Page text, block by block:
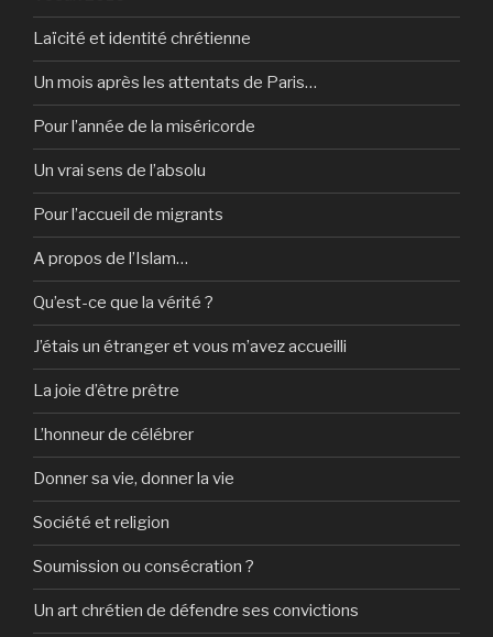
Laïcité et identité chrétienne
Un mois après les attentats de Paris…
Pour l’année de la miséricorde
Un vrai sens de l’absolu
Pour l’accueil de migrants
A propos de l’Islam…
Qu’est-ce que la vérité ?
J’étais un étranger et vous m’avez accueilli
La joie d’être prêtre
L’honneur de célébrer
Donner sa vie, donner la vie
Société et religion
Soumission ou consécration ?
Un art chrétien de défendre ses convictions